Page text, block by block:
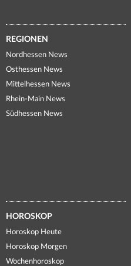
REGIONEN
Nordhessen News
Osthessen News
Mittelhessen News
Rhein-Main News
Südhessen News
HOROSKOP
Horoskop Heute
Horoskop Morgen
Wochenhoroskop